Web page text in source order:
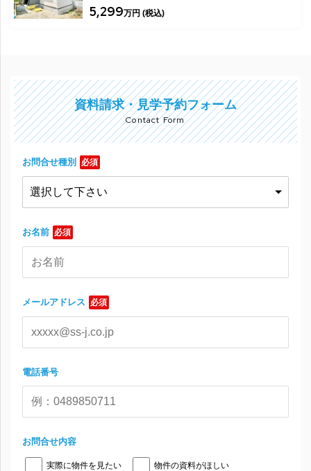
5,299万円 (税込)
資料請求・見学予約フォーム
Contact Form
お問合せ種別 必須
お名前 必須
メールアドレス 必須
電話番号
お問合せ内容
実際に物件を見たい 物件の資料がほしい